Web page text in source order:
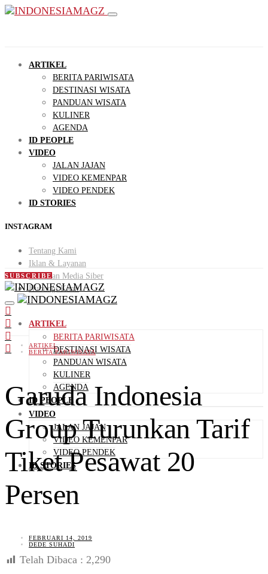
ARTIKEL
BERITA PARIWISATA
DESTINASI WISATA
PANDUAN WISATA
KULINER
AGENDA
ID PEOPLE
VIDEO
JALAN JAJAN
VIDEO KEMENPAR
VIDEO PENDEK
ID STORIES
INSTAGRAM
Tentang Kami
Iklan & Layanan
Pedoman Media Siber
Hubungi Kami
SUBSCRIBE
ARTIKEL
BERITA PARIWISATA
DESTINASI WISATA
PANDUAN WISATA
KULINER
AGENDA
ID PEOPLE
VIDEO
JALAN JAJAN
VIDEO KEMENPAR
VIDEO PENDEK
ID STORIES
ARTIKEL
BERITA PARIWISATA
Garuda Indonesia
Group Turunkan Tarif
Tiket Pesawat 20
Persen
FEBRUARI 14, 2019
DEDE SUHADI
Telah Dibaca : 2,290